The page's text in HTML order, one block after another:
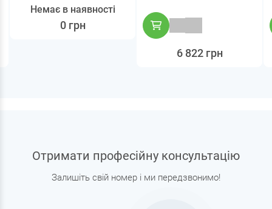
0 грн
Немає в наявності
6 822 грн
Отримати професійну консультацію
Залишіть свій номер і ми передзвонимо!